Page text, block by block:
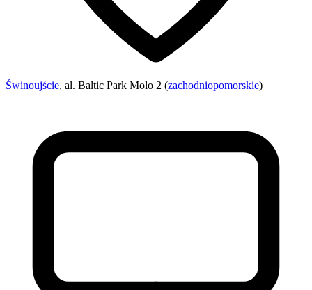
Świnoujście, al. Baltic Park Molo 2 (zachodniopomorskie)